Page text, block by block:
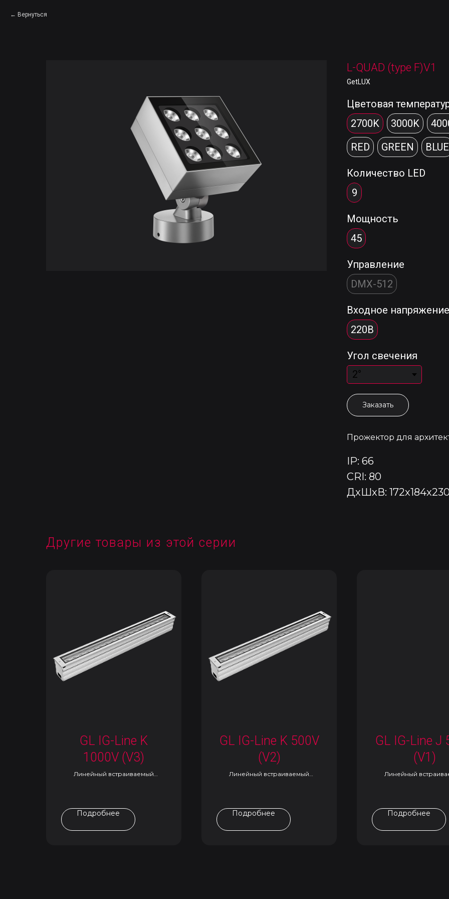
Вернуться
L-QUAD (type F)V1
GetLUX
Цветовая
2700K
3000K
RED
GREEN BLUE
Количество LED
9
Мощность
45
Управление
DMX-512
Входное напряжение
220В
Угол свечения
Заказать
Прожектор для
IP: 66
CRI: 80
ДxШxВ:
Другие товары из этой серии
GL IG-Line K
1000V (V3)
Линейный встраиваемый
Подробнее
GL IG-Line K 500V
(V2)
Линейный встраиваемый
Подробнее
GL IG-Line J
(V1)
Линейный
Подробнее